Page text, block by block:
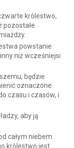
królestwo,
pozostałe
powstanie
niż wcześniejsi
będzie
oznaczone
czasu i czasów, i
aby ją
całym niebem
królestwo jest